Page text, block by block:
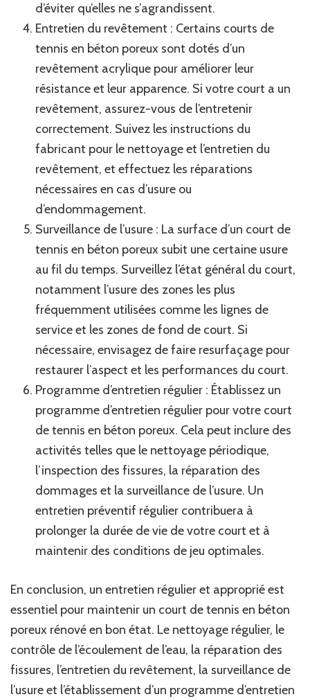
d’éviter qu’elles ne s’agrandissent.
Entretien du revêtement : Certains courts de
tennis en béton poreux sont dotés d’un
revêtement acrylique pour améliorer leur
résistance et leur apparence. Si votre court a un
revêtement, assurez-vous de l’entretenir
correctement. Suivez les instructions du
fabricant pour le nettoyage et l’entretien du
revêtement, et effectuez les réparations
nécessaires en cas d’usure ou
d’endommagement.
Surveillance de l’usure : La surface d’un court de
tennis en béton poreux subit une certaine usure
au fil du temps. Surveillez l’état général du court,
notamment l’usure des zones les plus
fréquemment utilisées comme les lignes de
service et les zones de fond de court. Si
nécessaire, envisagez de faire resurfaçage pour
restaurer l’aspect et les performances du court.
Programme d’entretien régulier : Établissez un
programme d’entretien régulier pour votre court
de tennis en béton poreux. Cela peut inclure des
activités telles que le nettoyage périodique,
l’inspection des fissures, la réparation des
dommages et la surveillance de l’usure. Un
entretien préventif régulier contribuera à
prolonger la durée de vie de votre court et à
maintenir des conditions de jeu optimales.
En conclusion, un entretien régulier et approprié est
essentiel pour maintenir un court de tennis en béton
poreux rénové en bon état. Le nettoyage régulier, le
contrôle de l’écoulement de l’eau, la réparation des
fissures, l’entretien du revêtement, la surveillance de
l’usure et l’établissement d’un programme d’entretien